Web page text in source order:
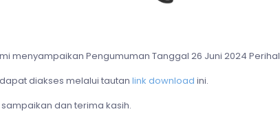
menyampaikan Pengumuman Tanggal 26 Juni 2024 Perihal
diakses melalui tautan link download ini.
dan terima kasih.